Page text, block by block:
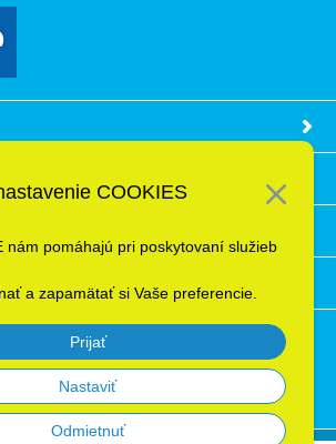
COOKIES
nám pomáhajú pri poskytovaní služieb
a zapamätať si Vaše preferencie.
Prijať
Nastaviť
Odmietnuť